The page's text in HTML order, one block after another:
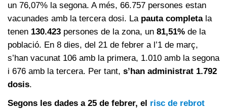
un 76,07% la segona. A més, 66.757 persones estan
vacunades amb la tercera dosi. Lapauta completala
tenen 130.423 persones de la zona, un 81,51% de la
població. En 8 dies, del 21 de febrer a l’1 de març,
s’han vacunat 106 amb la primera, 1.010 amb la segona
i 676 amb la tercera. Per tant, s’han administrat 1.792
dosis.
Segons les dades a 25 de febrer, el risc de rebrot